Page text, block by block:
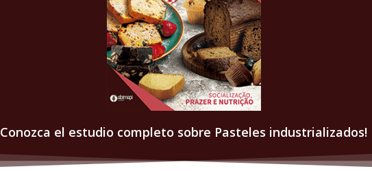
Conozca el estudio completo sobre Pasteles industrializados!